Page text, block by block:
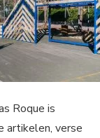
Roque is
artikelen, verse